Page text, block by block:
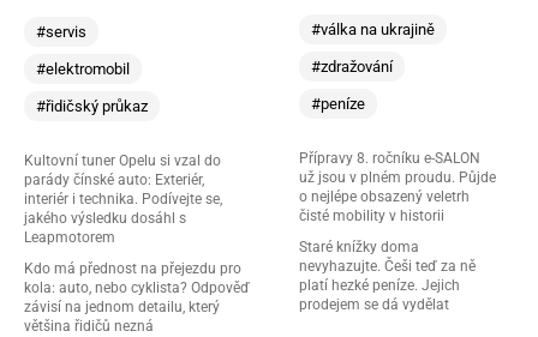
#servis
#elektromobil
#řidičský průkaz
Kultovní tuner Opelu si vzal do
parády čínské auto: Exteriér,
interiér i technika. Podívejte se,
jakého výsledku dosáhl s
Leapmotorem
Kdo má přednost na přejezdu pro
kola: auto, nebo cyklista? Odpověď
závisí na jednom detailu, který
většina řidičů nezná
#válka na ukrajině
#zdražování
#peníze
Přípravy 8. ročníku e-SALON
už jsou v plném proudu. Půjde
o nejlépe obsazený veletrh
čisté mobility v historii
Staré knížky doma
nevyhazujte. Češi teď za ně
platí hezké peníze. Jejich
prodejem se dá vydělat